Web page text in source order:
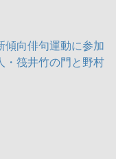
傾向俳句運動に参加
・筏井竹の門と野村